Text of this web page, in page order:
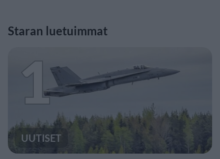
Staran luetuimmat
1
UUTISET